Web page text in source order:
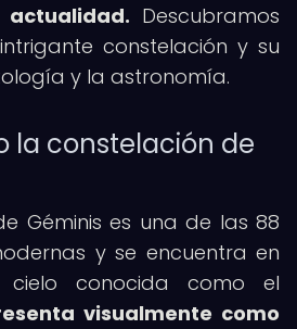
Descubramos
constelación y su
y la astronomía.
la constelación de
Géminis es una de las 88
y se encuentra en
conocida como el
visualmente como